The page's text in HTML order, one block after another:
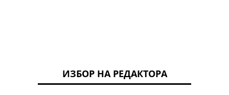
ИЗБОР НА РЕДАКТОРА